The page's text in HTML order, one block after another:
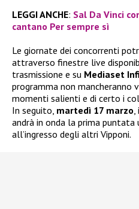
LEGGI ANCHE: Sal Da Vinci
cantano Per sempre sì
Le giornate dei concorrenti
attraverso finestre live
trasmissione e su Mediaset
programma non mancheranno
momenti salienti e di certo i
In seguito, martedì 17 marzo
andrà in onda la prima
all’ingresso degli altri Vipponi.